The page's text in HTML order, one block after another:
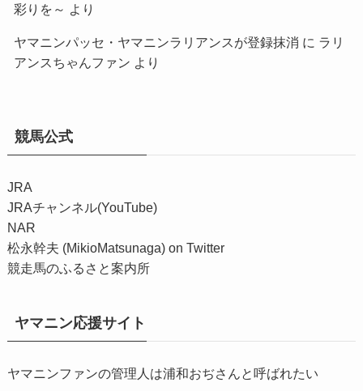
彩りを～ より
ヤマニンパッセ・ヤマニンラリアンスが登録抹消 に ラリ
アンスちゃんファン より
競馬公式
JRA
JRAチャンネル(YouTube)
NAR
松永幹夫 (MikioMatsunaga) on Twitter
競走馬のふるさと案内所
ヤマニン応援サイト
ヤマニンファンの管理人は浦和おぢさんと呼ばれたい